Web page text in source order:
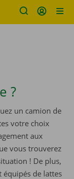
?
un camion de
votre choix
aux
vous trouverez
! De plus,
équipés de lattes